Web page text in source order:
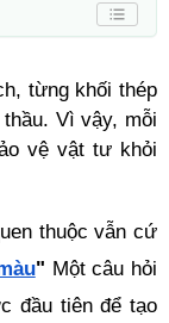
từng khối thép
Vì vậy, mỗi
vệ vật tư khỏi
thuộc vẫn cứ
" Một câu hỏi
đầu tiên để tạo